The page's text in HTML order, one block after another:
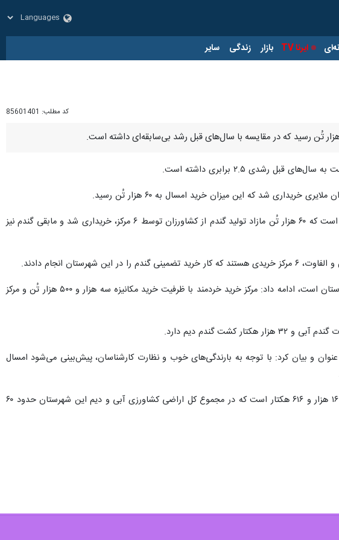
ایرنا TV بازار زندگی سایر
کد مطلب: 85601401
رشدی ۲.۵ برابری داشته است.
مدیر اداره جهاد کشاورزی ملایر ادامه داد: میزان تولید گندم در این شهرستان بیش از ۸۰ هزار تُن است که ۶۰ هزار تُن مازاد تولید گندم از کشاورزان توسط ۶ مرکز، خریداری شد و مابقی گندم نیز
وی با بیان اینکه سیلوی سامن با ظرفیت ۲۰ هزار تُن گندم بزرگترین سیلوی خرید گندم در این شهرستان است، ادامه داد: مرکز خرید خردمند با ظرفیت خرید مکانیزه سه هزار و ۵۰۰ هزار تُن و مرکز
کشت جو آبی این شهرستان را هفت هزار هکتار و جو دیم را ۹ هزار و ۵۰۰ هکتار عنوان و بیان کرد: با توجه به بارندگی‌های خوب و نظارت کارشناسان، پیش‌بینی می‌شود امسال
؛ مساحت اراضی آبی شهرستان ملایر ۳۷ هزار و ۵۲۰ هکتار و مساحت اراضی باغی ۱۶ هزار و ۶۱۶ هکتار است که در مجموع کل اراضی کشاورزی آبی و دیم این شهرستان حدود ۶۰